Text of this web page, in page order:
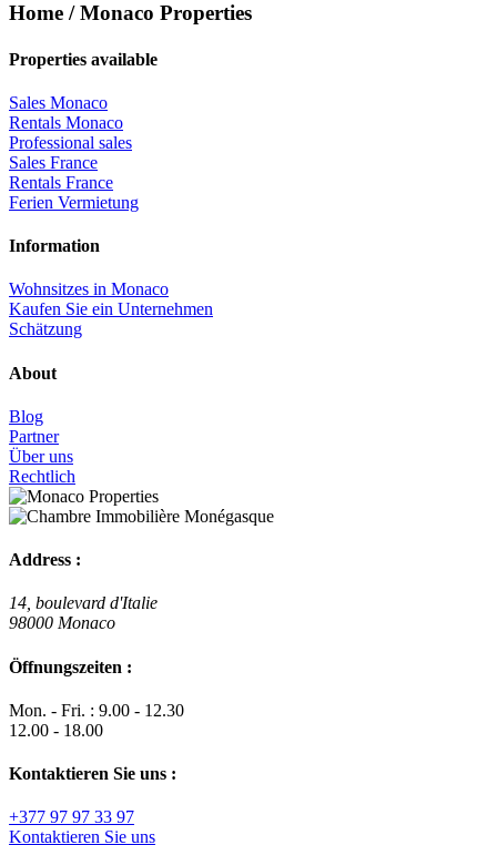
Home / Monaco Properties
Properties available
Sales Monaco
Rentals Monaco
Professional sales
Sales France
Rentals France
Ferien Vermietung
Information
Wohnsitzes in Monaco
Kaufen Sie ein Unternehmen
Schätzung
About
Blog
Partner
Über uns
Rechtlich
Address :
14, boulevard d'Italie
98000 Monaco
Öffnungszeiten :
Mon. - Fri. : 9.00 - 12.30
12.00 - 18.00
Kontaktieren Sie uns :
+377 97 97 33 97
Kontaktieren Sie uns